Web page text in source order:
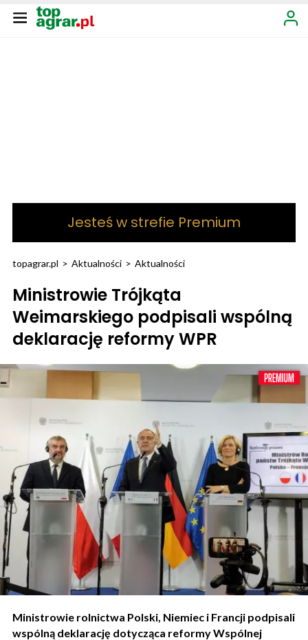
Jesteś w strefie Premium
topagrar.pl > Aktualności > Aktualności
Ministrowie Trójkąta
Weimarskiego podpisali wspólną
deklarację reformy WPR
Ministrowie rolnictwa Polski, Niemiec i Francji podpisali
wspólną deklarację dotycząca reformy Wspólnej